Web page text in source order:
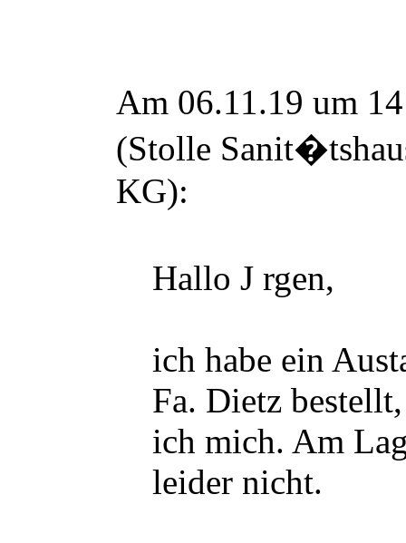
Am 06.11.19 um
(Stolle Sanit�
KG):
Hallo J rgen,
ich habe ein
Fa. Dietz
ich mich. Am
leider nicht.